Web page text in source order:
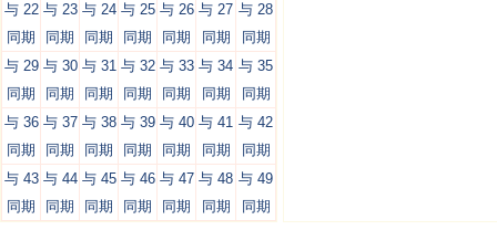
与 22
同期
与 23
同期
与 24
同期
与 25
同期
与 26
同期
与 27
同期
与 28
同期
与 29
同期
与 30
同期
与 31
同期
与 32
同期
与 33
同期
与 34
同期
与 35
同期
与 36
同期
与 37
同期
与 38
同期
与 39
同期
与 40
同期
与 41
同期
与 42
同期
与 43
同期
与 44
同期
与 45
同期
与 46
同期
与 47
同期
与 48
同期
与 49
同期